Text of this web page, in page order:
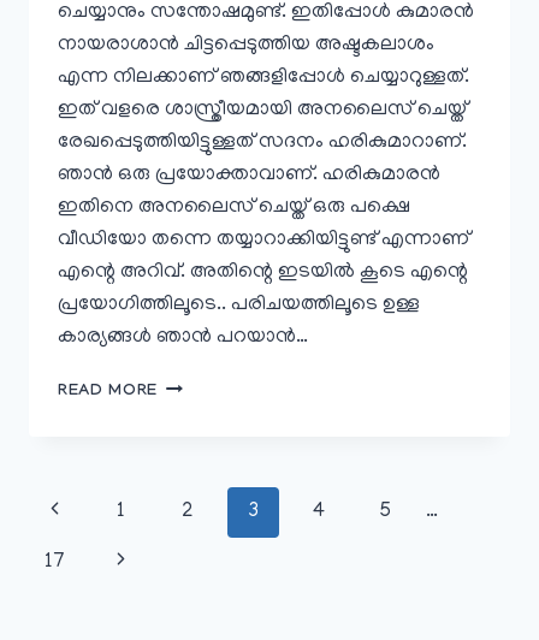
ചെയ്യാനും സന്തോഷമുണ്ട്. ഇതിപ്പോൾ കുമാരൻ
നായരാശാൻ ചിട്ടപ്പെടുത്തിയ അഷ്ടകലാശം
എന്ന നിലക്കാണ് ഞങ്ങളിപ്പോൾ ചെയ്യാറുള്ളത്.
ഇത് വളരെ ശാ‍സ്ത്രീയമായി അനലൈസ് ചെയ്ത്
രേഖപ്പെടുത്തിയിട്ടുള്ളത് സദനം ഹരികുമാറാണ്.
ഞാൻ ഒരു പ്രയോക്താവാണ്. ഹരികുമാരൻ
ഇതിനെ അനലൈസ് ചെയ്ത് ഒരു പക്ഷെ
വീഡിയോ തന്നെ തയ്യാറാക്കിയിട്ടുണ്ട് എന്നാണ്
എന്റെ അറിവ്. അതിന്റെ ഇടയിൽ കൂടെ എന്റെ
പ്രയോഗിത്തിലൂടെ.. പരിചയത്തിലൂടെ ഉള്ള
കാര്യങ്ങൾ ഞാൻ പറയാൻ…
READ MORE അഷ്ടകലാശം,
വഴിയില്‍￼
Page
navigation
Previous
Page
1 2 3 4 5 …
17 Next